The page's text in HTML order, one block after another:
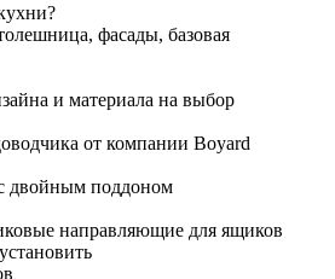
фасады, базовая
и материала на выбор
от компании Boyard
двойным поддоном
направляющие для ящиков